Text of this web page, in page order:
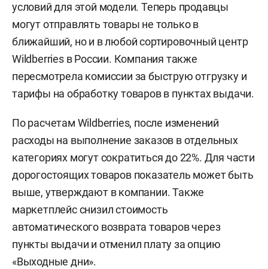
условий для этой модели. Теперь продавцы
могут отправлять товары не только в
ближайший, но и в любой сортировочный центр
Wildberries в России. Компания также
пересмотрела комиссии за быструю отгрузку и
тарифы на обработку товаров в пунктах выдачи.
По расчетам Wildberries, после изменений
расходы на выполнение заказов в отдельных
категориях могут сократиться до 22%. Для части
дорогостоящих товаров показатель может быть
выше, утверждают в компании. Также
маркетплейс снизил стоимость
автоматического возврата товаров через
пункты выдачи и отменил плату за опцию
«Выходные дни».